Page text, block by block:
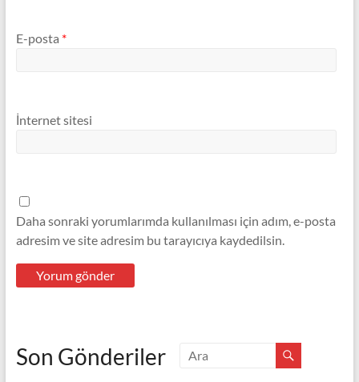
E-posta *
İnternet sitesi
Daha sonraki yorumlarımda kullanılması için adım, e-posta
adresim ve site adresim bu tarayıcıya kaydedilsin.
Son Gönderiler